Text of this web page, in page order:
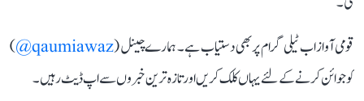
قومی آواز اب ٹیلی گرام پر بھی دستیاب ہے۔ ہمارے چینل (qaumiawaz@
)
کو جوائن کرنے کے لئے یہاں کلک کریں اور تازہ ترین خبروں سے اپ ڈیٹ رہیں۔